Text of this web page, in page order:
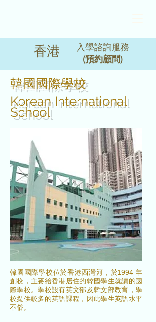
香港
入學諮詢服務
(預約顧問)
韓國國際學校
Korean International
School
韓國國際學校位於香港西灣河，於1994 年
創校，主要給香港居住的韓國學生就讀的國
際學校。學校設有英文部及韓文部教育，學
校提供較多的英語課程，因此學生英語水平
不俗。